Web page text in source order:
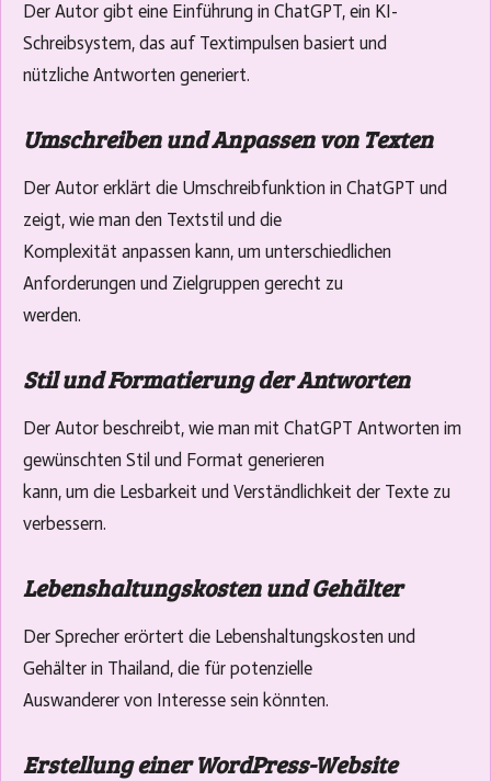
Der Autor gibt eine Einführung in ChatGPT, ein KI-
Schreibsystem, das auf Textimpulsen basiert und
nützliche Antworten generiert.
Umschreiben und Anpassen von Texten
Der Autor erklärt die Umschreibfunktion in ChatGPT und
zeigt, wie man den Textstil und die
Komplexität anpassen kann, um unterschiedlichen
Anforderungen und Zielgruppen gerecht zu
werden.
Stil und Formatierung der Antworten
Der Autor beschreibt, wie man mit ChatGPT Antworten im
gewünschten Stil und Format generieren
kann, um die Lesbarkeit und Verständlichkeit der Texte zu
verbessern.
Lebenshaltungskosten und Gehälter
Der Sprecher erörtert die Lebenshaltungskosten und
Gehälter in Thailand, die für potenzielle
Auswanderer von Interesse sein könnten.
Erstellung einer WordPress-Website